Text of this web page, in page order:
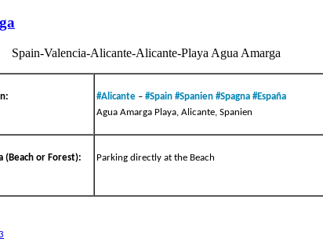
Spain-Valencia-Alicante-Alicante-Playa Agua Amarga
#Alicante – #Spain #Spanien #Spagna #España
Agua Amarga Playa, Alicante, Spanien
(Beach or Forest): Parking directly at the Beach